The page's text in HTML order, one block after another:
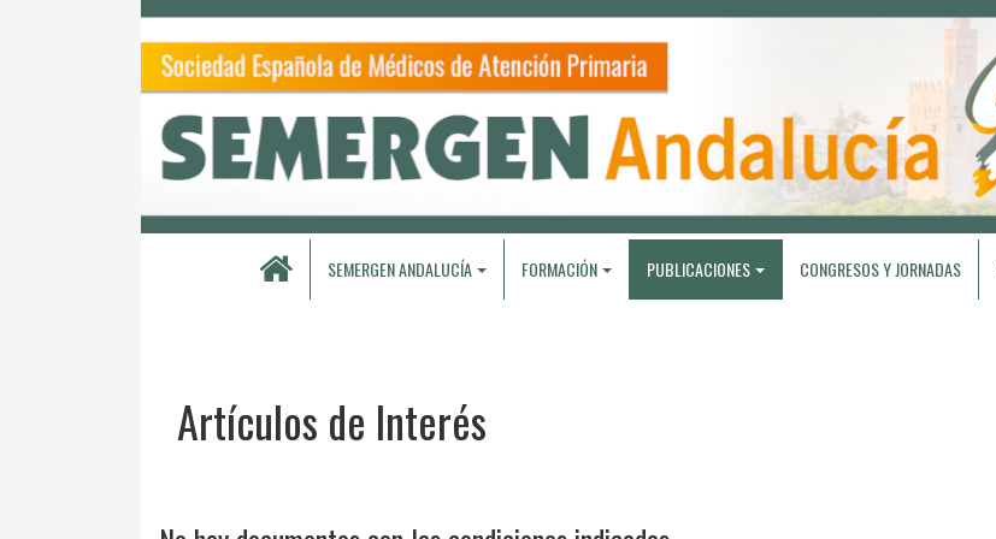
SEMERGEN ANDALUCÍA FORMACIÓN PUBLICACIONES CONGRESOS Y JORNADAS
Artículos de Interés